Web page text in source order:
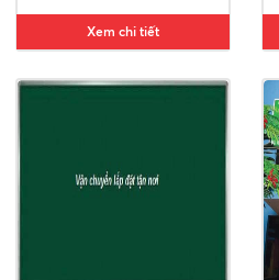
Xem chi tiết